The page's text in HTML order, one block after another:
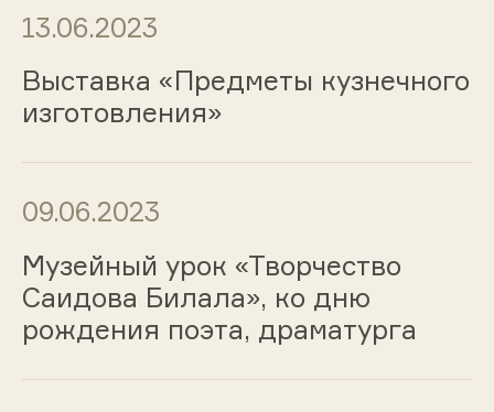
13.06.2023
Выставка «Предметы кузнечного
изготовления»
09.06.2023
Музейный урок «Творчество
Саидова Билала», ко дню
рождения поэта, драматурга